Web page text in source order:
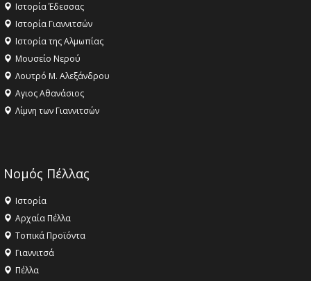
Ιστορία Έδεσσας
Ιστορία Γιαννιτσών
Ιστορία της Αλμωπίας
Μουσείο Νερού
Λουτρό Μ. Αλεξάνδρου
Αγιος Αθανάσιος
Λίμνη των Γιαννιτσών
Νομός Πέλλας
Ιστορία
Αρχαία Πέλλα
Τοπικά Προϊόντα
Γιαννιτσά
Πέλλα